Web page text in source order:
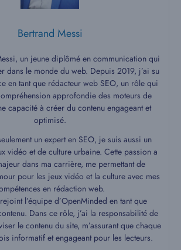
Bertrand Messi
un jeune diplômé en communication qui
dans le monde du web. Depuis 2019, j’ai su
en tant que rédacteur web SEO, un rôle qui
approfondie des moteurs de
capacité à créer du contenu engageant et
optimisé.
un expert en SEO, je suis aussi un
vidéo et de culture urbaine. Cette passion a
dans ma carrière, me permettant de
pour les jeux vidéo et la culture avec mes
en rédaction web.
l’équipe d’OpenMinded en tant que
Dans ce rôle, j’ai la responsabilité de
le contenu du site, m’assurant que chaque
informatif et engageant pour les lecteurs.